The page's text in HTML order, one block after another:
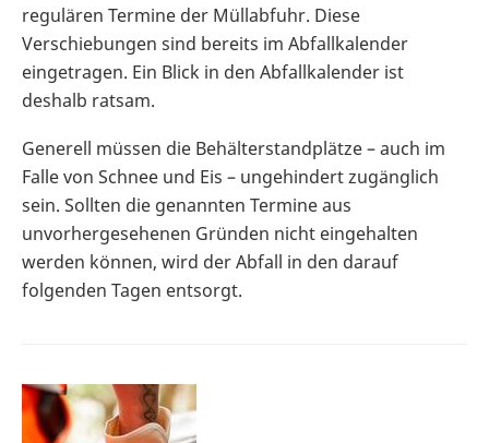
regulären Termine der Müllabfuhr. Diese
Verschiebungen sind bereits im Abfallkalender
eingetragen. Ein Blick in den Abfallkalender ist
deshalb ratsam.
Generell müssen die Behälterstandplätze – auch im
Falle von Schnee und Eis – ungehindert zugänglich
sein. Sollten die genannten Termine aus
unvorhergesehenen Gründen nicht eingehalten
werden können, wird der Abfall in den darauf
folgenden Tagen entsorgt.